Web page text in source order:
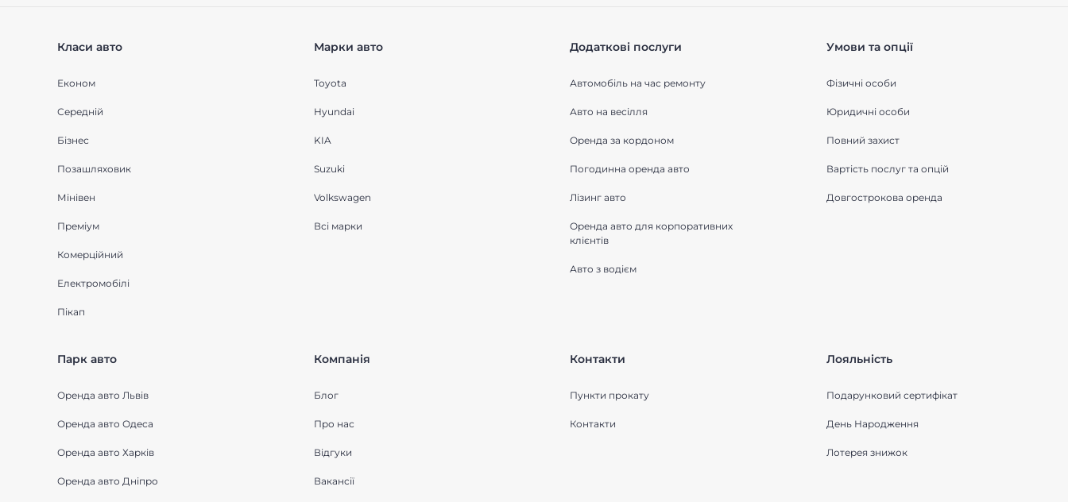
Класи авто
Економ
Середнiй
Бізнес
Позашляховик
Мінівен
Преміум
Комерційний
Електромобілі
Пікап
Марки авто
Toyota
Hyundai
KIA
Suzuki
Volkswagen
Всі марки
Додаткові послуги
Автомобіль на час ремонту
Авто на весілля
Оренда за кордоном
Погодинна оренда авто
Лізинг авто
Оренда авто для корпоративних
клієнтів
Авто з водієм
Умови та опції
Фізичні особи
Юридичні особи
Повний захист
Вартість послуг та опцій
Довгострокова оренда
Парк авто
Оренда авто Львів
Оренда авто Одеса
Оренда авто Харків
Оренда авто Дніпро
Компанія
Блог
Про нас
Відгуки
Вакансії
Контакти
Пункти прокату
Контакти
Лояльність
Подарунковий сертифікат
День Народження
Лотерея знижок